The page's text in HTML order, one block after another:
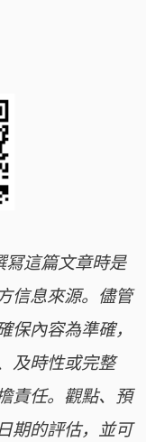
冩這篇文章時是
信息來源。儘管
保內容為準確，
及時性或完整
責任。觀點、預
期的評估，並可